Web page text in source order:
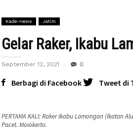
Kade-news Jatim
Gelar Raker, Ikabu
September 12, 2021 0
Berbagi di Facebook Tweet di
PERTAMA KALI: Raker Ikabu Lamongan (Ikatan
Pacet, Mojokerto.